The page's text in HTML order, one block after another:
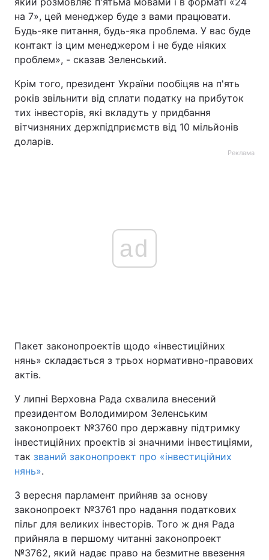
на 7», цей менеджер буде з вами працювати.
Будь-яке питання, будь-яка проблема. У вас буде
контакт із цим менеджером і не буде ніяких
проблем», - сказав Зеленський.
Крім того, президент України пообіцяв на п'ять
років звільнити від сплати податку на прибуток
тих інвесторів, які вкладуть у придбання
вітчизняних держпідприємств від 10 мільйонів
доларів.
Реклама
ad
Пакет законопроектів щодо «інвестиційних
нянь» складається з трьох нормативно-правових
актів.
У липні Верховна Рада схвалила внесений
президентом Володимиром Зеленським
законопроект №3760 про державну підтримку
інвестиційних проектів зі значними інвестиціями,
так званий законопроект про «інвестиційних
нянь».
3 вересня парламент прийняв за основу
законопроект №3761 про надання податкових
пільг для великих інвесторів. Того ж дня Рада
прийняла в першому читанні законопроект
№3762, який надає право на безмитне ввезення